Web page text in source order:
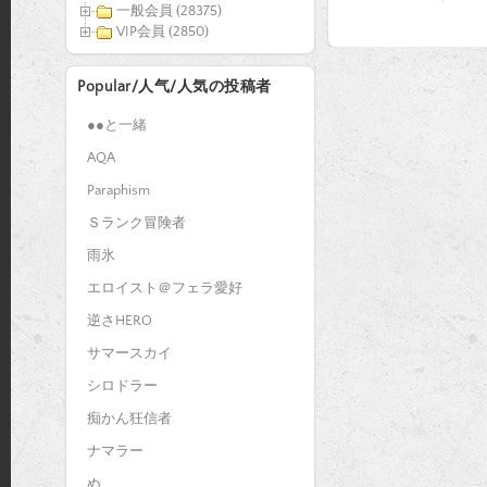
一般会員 (28375)
VIP会員 (2850)
Popular/人气/人気の投稿者
●●と一緒
AQA
Paraphism
Ｓランク冒険者
雨氷
エロイスト＠フェラ愛好
逆さHERO
サマースカイ
シロドラー
痴かん狂信者
ナマラー
ぬ